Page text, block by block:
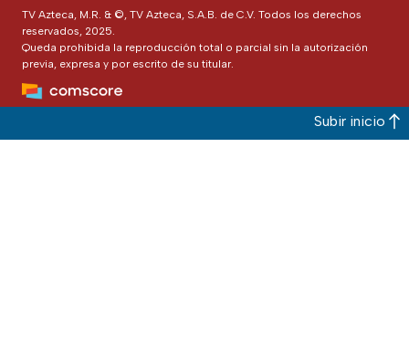
TV Azteca, M.R. & ©, TV Azteca, S.A.B. de C.V. Todos los derechos
reservados, 2025.
Queda prohibida la reproducción total o parcial sin la autorización
previa, expresa y por escrito de su titular.
Subir inicio